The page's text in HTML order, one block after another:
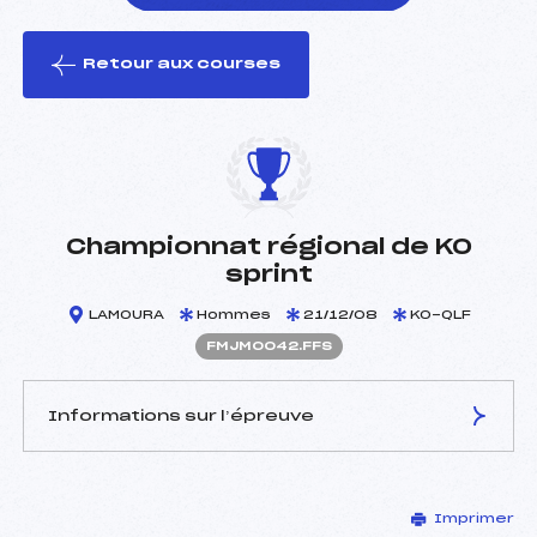
le ski
Retour aux courses
Championnat régional de KO
sprint
LAMOURA Hommes 21/12/08 KO-QLF
FMJM0042.FFS
Informations sur l’épreuve
CARREZ GILBERT (MJ)
Imprimer